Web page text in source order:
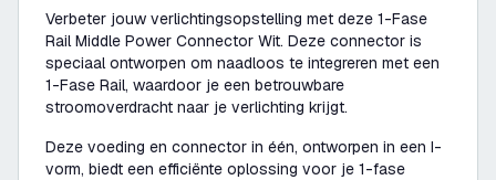
Verbeter jouw verlichtingsopstelling met deze 1-Fase
Rail Middle Power Connector Wit. Deze connector is
speciaal ontworpen om naadloos te integreren met een
1-Fase Rail, waardoor je een betrouwbare
stroomoverdracht naar je verlichting krijgt.
Deze voeding en connector in één, ontworpen in een I-
vorm, biedt een efficiënte oplossing voor je 1-fase